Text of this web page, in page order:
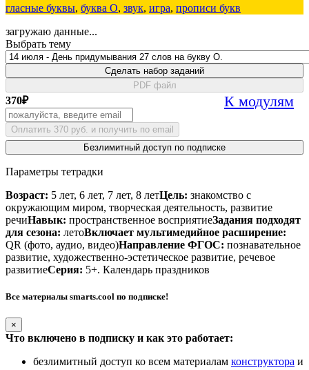
гласные буквы, буква О, звук, игра, прописи букв
загружаю данные...
Выбрать тему
Сделать набор заданий
PDF файл
370₽ К модулям
Оплатить 370 руб. и получить по email
Безлимитный доступ по подписке
Параметры тетрадки
Возраст: 5 лет, 6 лет, 7 лет, 8 летЦель: знакомство с
окружающим миром, творческая деятельность, развитие
речиНавык: пространственное восприятиеЗадания подходят
для сезона: летоВключает мультимедийное расширение:
QR (фото, аудио, видео)Направление ФГОС: познавательное
развитие, художественно-эстетическое развитие, речевое
развитиеСерия: 5+. Календарь праздников
Все материалы smarts.cool по подписке!
×
Что включено в подписку и как это работает:
безлимитный доступ ко всем материалам конструктора и